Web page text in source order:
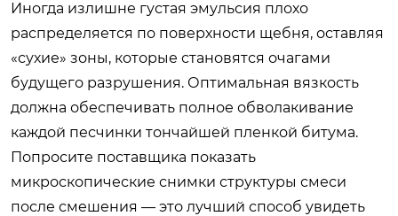
Иногда излишне густая эмульсия плохо
распределяется по поверхности щебня, оставляя
«сухие» зоны, которые становятся очагами
будущего разрушения. Оптимальная вязкость
должна обеспечивать полное обволакивание
каждой песчинки тончайшей пленкой битума.
Попросите поставщика показать
микроскопические снимки структуры смеси
после смешения — это лучший способ увидеть